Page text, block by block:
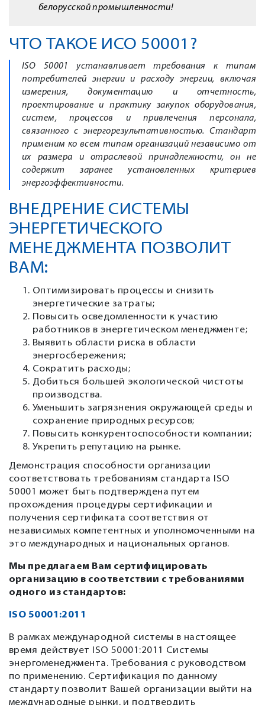
белорусской промышленности!
ЧТО ТАКОЕ ИСО 50001?
ISO 50001 устанавливает требования к типам
потребителей энергии и расходу энергии, включая
измерения, документацию и отчетность,
проектирование и практику закупок оборудования,
систем, процессов и привлечения персонала,
связанного с энергорезультативностью. Стандарт
применим ко всем типам организаций независимо от
их размера и отраслевой принадлежности, он не
содержит заранее установленных критериев
энергоэффективности.
ВНЕДРЕНИЕ СИСТЕМЫ
ЭНЕРГЕТИЧЕСКОГО
МЕНЕДЖМЕНТА ПОЗВОЛИТ
ВАМ:
Оптимизировать процессы и снизить
энергетические затраты;
Повысить осведомленности к участию
работников в энергетическом менеджменте;
Выявить области риска в области
энергосбережения;
Сократить расходы;
Добиться большей экологической чистоты
производства.
Уменьшить загрязнения окружающей среды и
сохранение природных ресурсов;
Повысить конкурентоспособности компании;
Укрепить репутацию на рынке.
Демонстрация способности организации
соответствовать требованиям стандарта ISO
50001 может быть подтверждена путем
прохождения процедуры сертификации и
получения сертификата соответствия от
независимых компетентных и уполномоченными на
это международных и национальных органов.
Мы предлагаем Вам сертифицировать
организацию в соответствии с требованиями
одного из стандартов:
ISO 50001:2011
В рамках международной системы в настоящее
время действует ISO 50001:2011 Системы
энергоменеджмента. Требования с руководством
по применению. Сертификация по данному
стандарту позволит Вашей организации выйти на
международные рынки, и подтвердить